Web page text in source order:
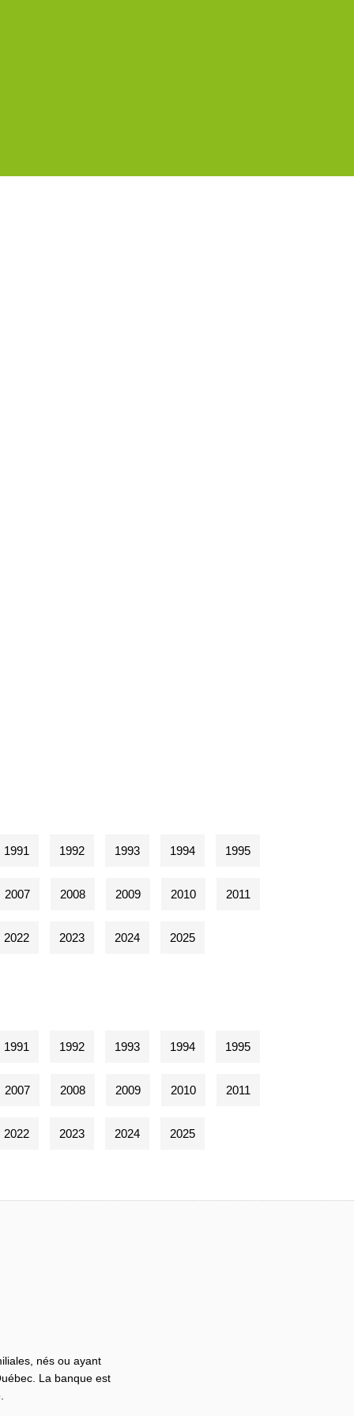
1991 1992 1993 1994 1995
2007 2008 2009 2010 2011
2022 2023 2024 2025
1991 1992 1993 1994 1995
2007 2008 2009 2010 2011
2022 2023 2024 2025
nés ou ayant
La banque est